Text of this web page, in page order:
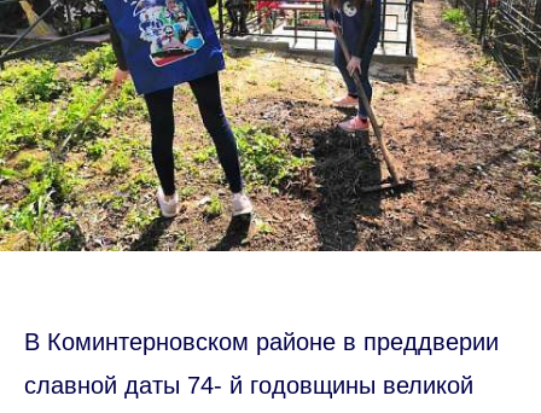
В Коминтерновском районе в преддверии
славной даты 74- й годовщины великой